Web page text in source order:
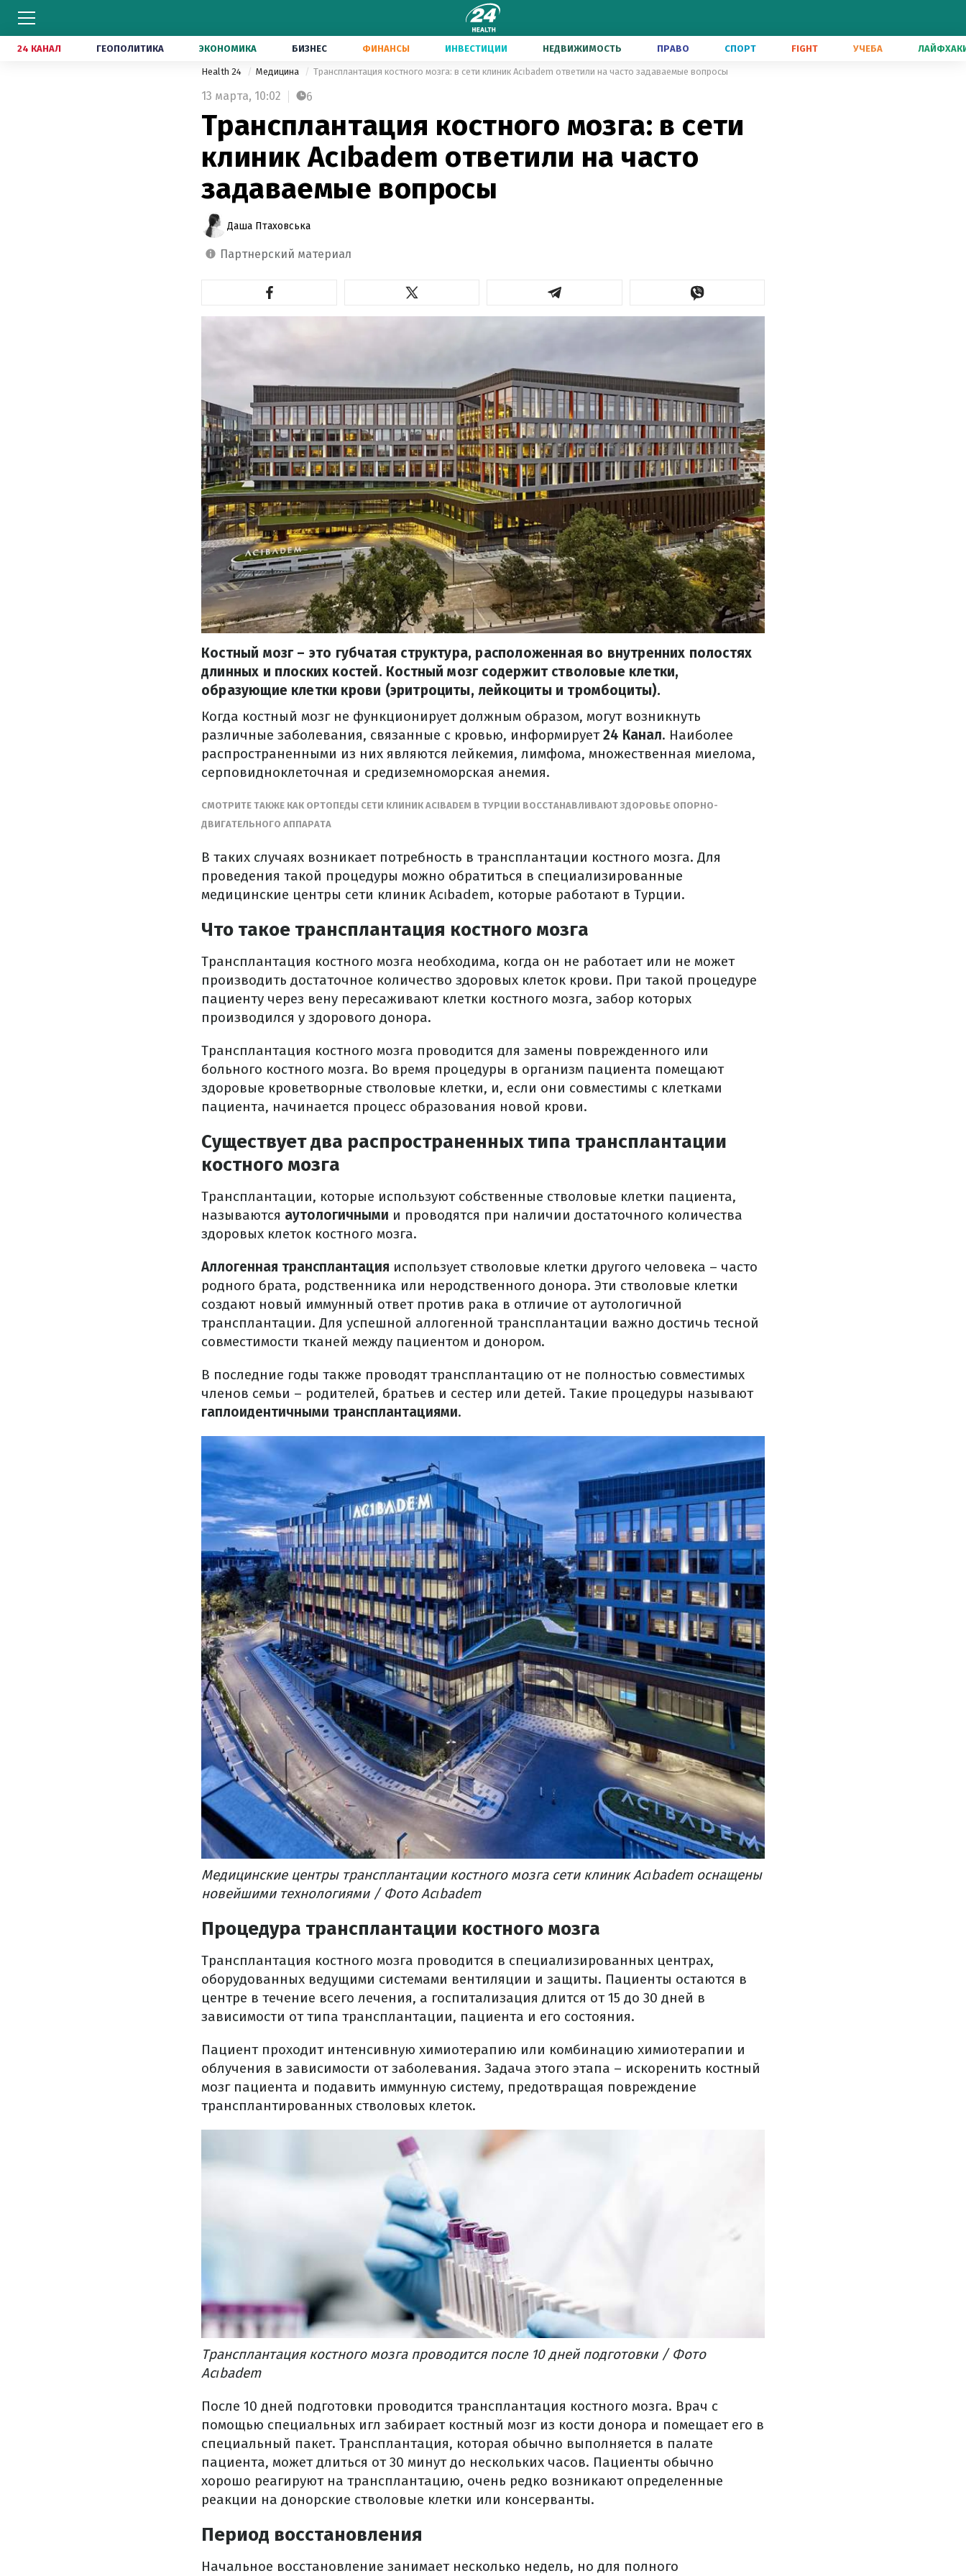
24 КАНАЛ ГЕОПОЛИТИКА ЭКОНОМИКА БИЗНЕС ФИНАНСЫ ИНВЕСТИЦИИ НЕДВИЖИМОСТЬ ПРАВО СПОРТ FIGHT УЧЕБА
Health 24 Медицина Трансплантация костного мозга: в сети клиник Acıbadem ответили на часто задаваемые вопросы
13 марта, 10:02 6
Трансплантация костного мозга: в сети
клиник Acıbadem ответили на часто
задаваемые вопросы
Даша Птаховська
партнерский материал
Костный мозг – это губчатая структура, расположенная во внутренних полостях
длинных и плоских костей. Костный мозг содержит стволовые клетки,
образующие клетки крови (эритроциты, лейкоциты и тромбоциты).
Когда костный мозг не функционирует должным образом, могут возникнуть
различные заболевания, связанные с кровью, информирует24 Канал. Наиболее
распространенными из них являются лейкемия, лимфома, множественная миелома,
серповидноклеточная и средиземноморская анемия.
СМОТРИТЕ ТАКЖЕ КАК ОРТОПЕДЫ СЕТИ КЛИНИК ACIBADEM В ТУРЦИИ ВОССТАНАВЛИВАЮТ ЗДОРОВЬЕ ОПОРНО-
ДВИГАТЕЛЬНОГО АППАРАТА
В таких случаях возникает потребность в трансплантации костного мозга. Для
проведения такой процедуры можно обратиться в специализированные
медицинские центры сети клиник Acıbadem, которые работают в Турции.
Что такое трансплантация костного мозга
Трансплантация костного мозга необходима, когда он не работает или не может
производить достаточное количество здоровых клеток крови. При такой процедуре
пациенту через вену пересаживают клетки костного мозга, забор которых
производился у здорового донора.
Трансплантация костного мозга проводится для замены поврежденного или
больного костного мозга. Во время процедуры в организм пациента помещают
здоровые кроветворные стволовые клетки, и, если они совместимы с клетками
пациента, начинается процесс образования новой крови.
Существует два распространенных типа трансплантации
костного мозга
Трансплантации, которые используют собственные стволовые клетки пациента,
называются аутологичными и проводятся при наличии достаточного количества
здоровых клеток костного мозга.
Аллогенная трансплантация использует стволовые клетки другого человека – часто
родного брата, родственника или неродственного донора. Эти стволовые клетки
создают новый иммунный ответ против рака в отличие от аутологичной
трансплантации. Для успешной аллогенной трансплантации важно достичь тесной
совместимости тканей между пациентом и донором.
В последние годы также проводят трансплантацию от не полностью совместимых
членов семьи – родителей, братьев и сестер или детей. Такие процедуры называют
гаплоидентичными трансплантациями.
Медицинские центры трансплантации костного мозга сети клиник Acıbadem оснащены
новейшими технологиями / Фото Acıbadem
Процедура трансплантации костного мозга
Трансплантация костного мозга проводится в специализированных центрах,
оборудованных ведущими системами вентиляции и защиты. Пациенты остаются в
центре в течение всего лечения, а госпитализация длится от 15 до 30 дней в
зависимости от типа трансплантации, пациента и его состояния.
Пациент проходит интенсивную химиотерапию или комбинацию химиотерапии и
облучения в зависимости от заболевания. Задача этого этапа – искоренить костный
мозг пациента и подавить иммунную систему, предотвращая повреждение
трансплантированных стволовых клеток.
Трансплантация костного мозга проводится после 10 дней подготовки / Фото
Acıbadem
После 10 дней подготовки проводится трансплантация костного мозга. Врач с
помощью специальных игл забирает костный мозг из кости донора и помещает его в
специальный пакет. Трансплантация, которая обычно выполняется в палате
пациента, может длиться от 30 минут до нескольких часов. Пациенты обычно
хорошо реагируют на трансплантацию, очень редко возникают определенные
реакции на донорские стволовые клетки или консерванты.
Период восстановления
Начальное восстановление занимает несколько недель, но для полного